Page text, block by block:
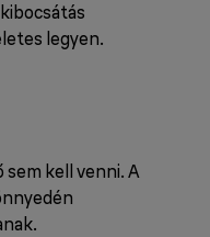
legyen.
kell venni. A